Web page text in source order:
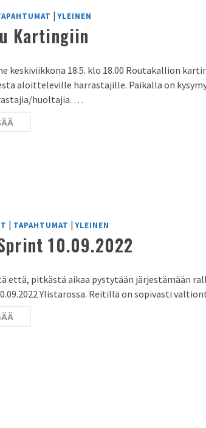
|YLEINEN
Kartingiin
keskiviikkona 18.5. klo 18.00 Routakallion
aloitteleville harrastajille. Paikalla on
huoltajia. …
| TAPAHTUMAT |YLEINEN
10.09.2022
että, pitkästä aikaa pystytään järjestämään
Ylistarossa. Reitillä on sopivasti